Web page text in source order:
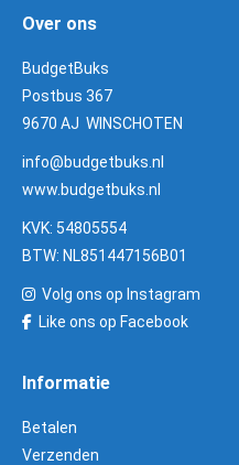
Over ons
BudgetBuks
Postbus 367
9670 AJ WINSCHOTEN
info@budgetbuks.nl
www.budgetbuks.nl
KVK: 54805554
BTW: NL851447156B01
Volg ons op Instagram
Like ons op Facebook
Informatie
Betalen
Verzenden